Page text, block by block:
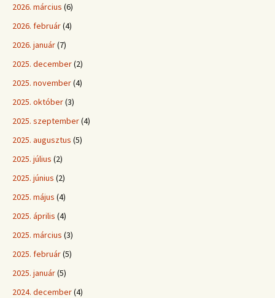
2026. március (6)
2026. február(4)
2026. január(7)
2025. december(2)
2025. november(4)
2025. október(3)
2025. szeptember(4)
2025. augusztus (5)
2025. július (2)
2025. június (2)
2025. május (4)
2025. április (4)
2025. március (3)
2025. február(5)
2025. január(5)
2024. december(4)